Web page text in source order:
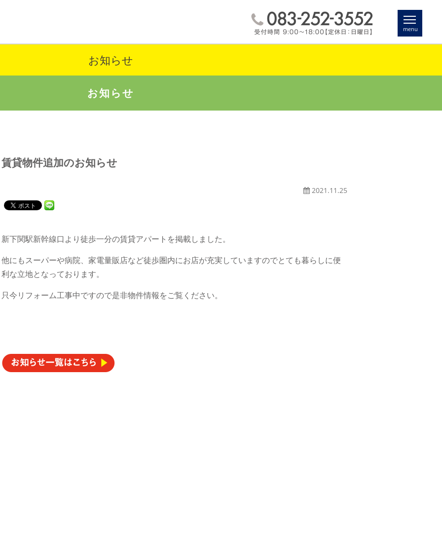
お知らせ
お知らせ
賃貸物件追加のお知らせ
2021.11.25
新下関駅新幹線口より徒歩一分の賃貸アパートを掲載しました。
他にもスーパーや病院、家電量販店など徒歩圏内にお店が充実していますのでとても暮らしに便
利な立地となっております。
只今リフォーム工事中ですので是非物件情報をご覧ください。